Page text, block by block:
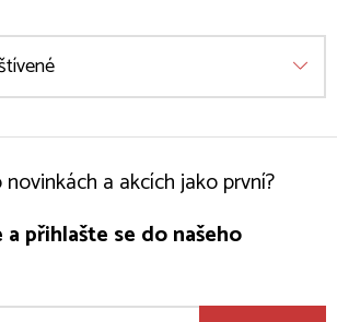
a akcích jako první?
přihlašte se do našeho